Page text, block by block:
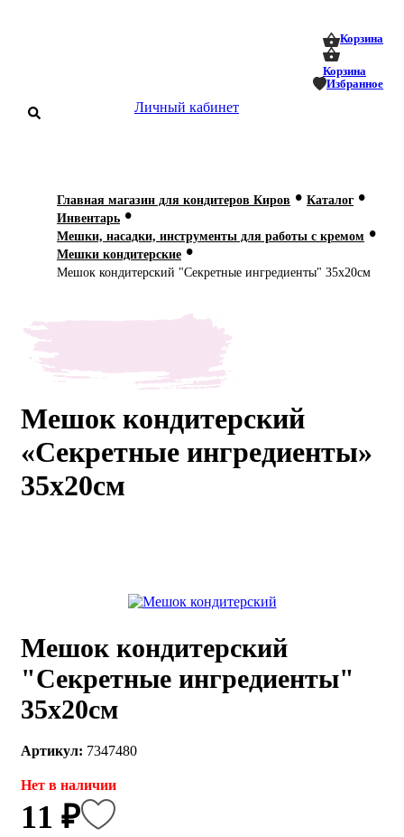
Корзина
Корзина
Избранное
Личный кабинет
Мастер-
классы
Главная магазин для кондитеров Киров • Каталог •
Инвентарь •
Мешки, насадки, инструменты для работы с кремом •
Мешки кондитерские •
Мешок кондитерский "Секретные ингредиенты" 35х20см
Мешок кондитерский
«Секретные ингредиенты»
35х20см
Мешок кондитерский
"Секретные ингредиенты"
35х20см
Артикул: 7347480
Нет в наличии
11 ₽